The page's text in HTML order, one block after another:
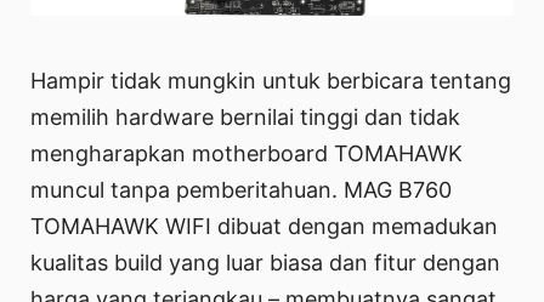
Hampir tidak mungkin untuk berbicara tentang
memilih hardware bernilai tinggi dan tidak
mengharapkan motherboard TOMAHAWK
muncul tanpa pemberitahuan. MAG B760
TOMAHAWK WIFI dibuat dengan memadukan
kualitas build yang luar biasa dan fitur dengan